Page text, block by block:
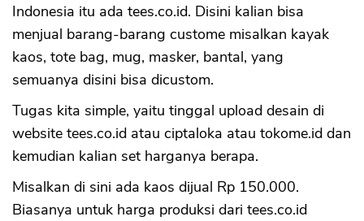
Indonesia itu ada tees.co.id. Disini kalian bisa
menjual barang-barang custome misalkan kayak
kaos, tote bag, mug, masker, bantal, yang
semuanya disini bisa dicustom.
Tugas kita simple, yaitu tinggal upload desain di
website tees.co.id atau ciptaloka atau tokome.id dan
kemudian kalian set harganya berapa.
Misalkan di sini ada kaos dijual Rp 150.000.
Biasanya untuk harga produksi dari tees.co.id